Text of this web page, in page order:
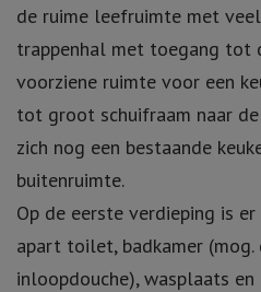
de ruime leefruimte met
trappenhal met toegang tot
voorziene ruimte voor een
tot groot schuifraam naar
zich nog een bestaande
buitenruimte.
Op de eerste verdieping is
apart toilet, badkamer
inloopdouche), wasplaats en